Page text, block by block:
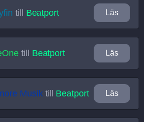
till Beatport Läs
till Beatport Läs
Musiktill Beatport Läs